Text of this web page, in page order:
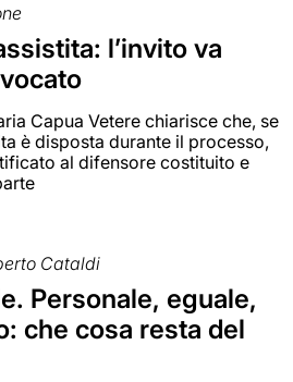
l’invito va
Capua Vetere chiarisce che, se
è disposta durante il processo,
al difensore costituito e
Cataldi
Personale, eguale,
che cosa resta del